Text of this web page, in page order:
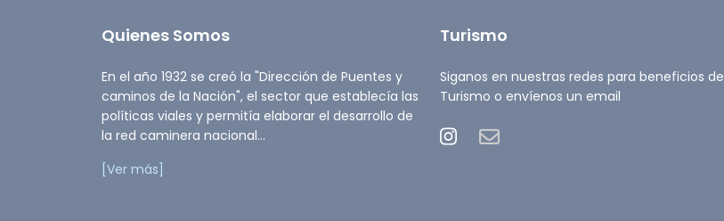
Quienes Somos
En el año 1932 se creó la "Dirección de Puentes y
caminos de la Nación", el sector que establecía las
políticas viales y permitía elaborar el desarrollo de
la red caminera nacional...
[Ver más]
Turismo
Siganos en nuestras redes para beneficios de
Turismo o envíenos un email